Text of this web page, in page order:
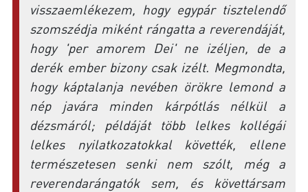
visszaemlékezem, hogy egypár tisztelendő
szomszédja miként rángatta a reverendáját,
hogy 'per amorem Dei' ne izéljen, de a
derék ember bizony csak izélt. Megmondta,
hogy káptalanja nevében örökre lemond a
nép javára minden kárpótlás nélkül a
dézsmáról; példáját több lelkes kollégái
lelkes nyilatkozatokkal követték, ellene
természetesen senki nem szólt, még a
reverendarángatók sem, és követtársam